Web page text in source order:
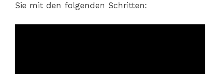
Sie mit den folgenden Schritten: